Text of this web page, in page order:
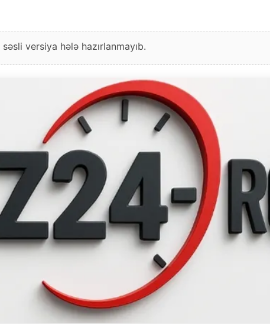
səsli versiya hələ hazırlanmayıb.